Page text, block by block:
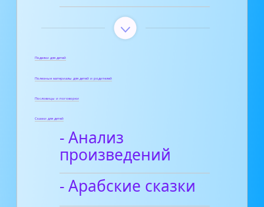
Поделки для детей
Полезные материалы для детей и родителей
Пословицы и поговорки
Сказки для детей
- Анализ
произведений
- Арабские сказки